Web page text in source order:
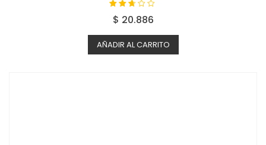
Valora
do con
de 5
$ 20.886
AÑADIR AL CARRITO